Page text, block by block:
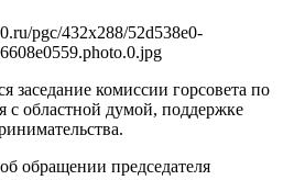
pgc/432x288/52d538e0-
заседание комиссии горсовета по
с областной думой, поддержке
обращении председателя